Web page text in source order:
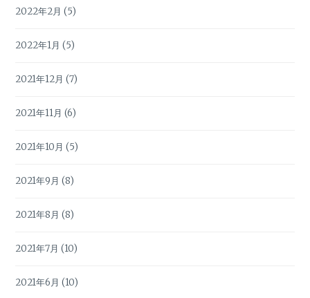
2022年2月 (5)
2022年1月 (5)
2021年12月 (7)
2021年11月 (6)
2021年10月 (5)
2021年9月 (8)
2021年8月 (8)
2021年7月 (10)
2021年6月 (10)